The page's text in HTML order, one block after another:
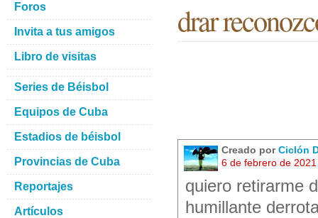
drar
Creado porCiclón
6 de febrero de
quiero retirarme
humillante
Foros
Invita a tus amigos
Libro de visitas
Series de Béisbol
Equipos de Cuba
Estadios de béisbol
Provincias de Cuba
Reportajes
Artículos